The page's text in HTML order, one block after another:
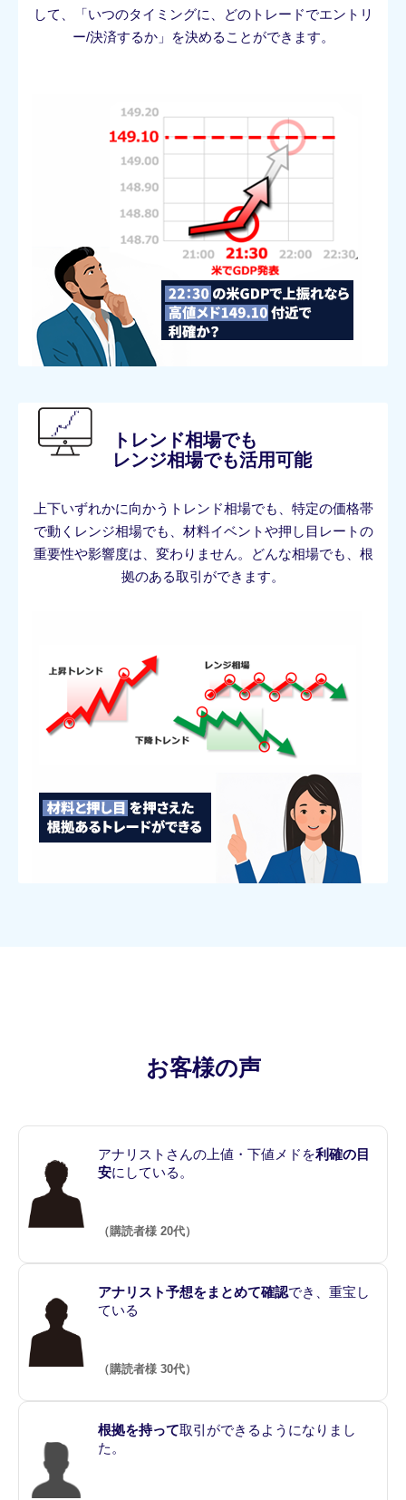
して、「いつのタイミングに、どのトレードでエントリ
ー/決済するか」を決めることができます。
トレンド相場でも
レンジ相場でも活用可能
上下いずれかに向かうトレンド相場でも、特定の価格帯
で動くレンジ相場でも、材料イベントや押し目レートの
重要性や影響度は、変わりません。どんな相場でも、根
拠のある取引ができます。
お客様の声
アナリストさんの上値・下値メドを利確の目
安にしている。
（購読者様 20代）
アナリスト予想をまとめて確認でき、重宝し
ている
（購読者様 30代）
根拠を持って取引ができるようになりまし
た。